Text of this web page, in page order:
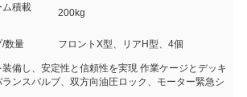
ム積載
200kg
/数量 フロントX型、リアH型、4個
備し、安定性と信頼性を実現 作業ケージとデッキの
ンスバルブ、双方向油圧ロック、モーター緊急システ